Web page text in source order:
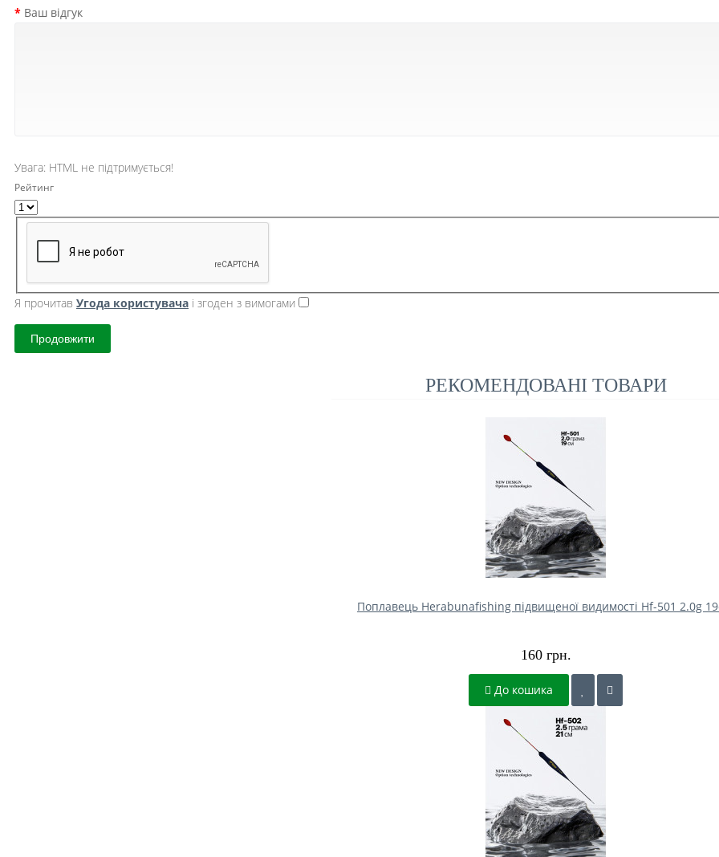
Ваш відгук
Увага: HTML не підтримується!
Рейтинг
Я прочитав Угода користувача і згоден з вимогами
Продовжити
РЕКОМЕНДОВАНІ ТОВАРИ
Поплавець Herabunafishing підвищеної видимості Hf-501 2.0g
160 грн.
До кошика